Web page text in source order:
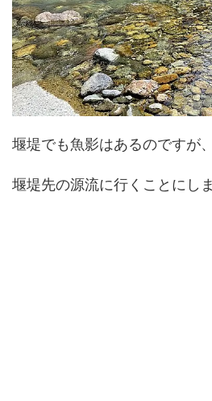
堰堤でも魚影はあるのですが
堰堤先の源流に行くことにしま